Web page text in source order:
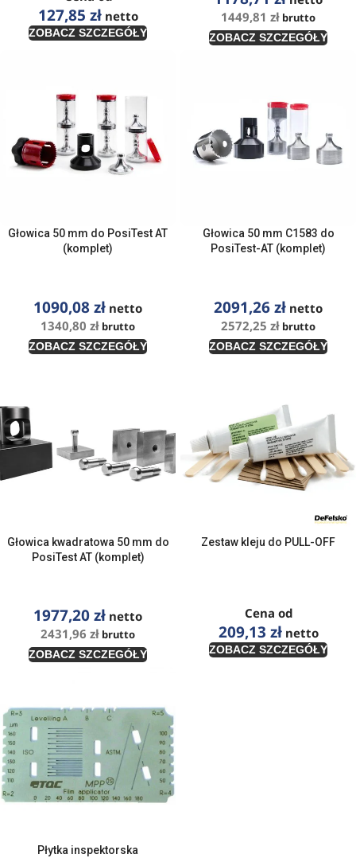
127,85 złnetto
ZOBACZ SZCZEGÓŁY
1449,81 zł brutto
ZOBACZ SZCZEGÓŁY
Głowica 50 mm do PosiTest AT
(komplet)
1090,08zł netto
1340,80 zł brutto
ZOBACZ SZCZEGÓŁY
Głowica 50 mm C1583 do
PosiTest-AT (komplet)
2091,26zł netto
2572,25 zł brutto
ZOBACZ SZCZEGÓŁY
Głowica kwadratowa 50 mm do
PosiTest AT (komplet)
1977,20zł netto
2431,96 zł brutto
ZOBACZ SZCZEGÓŁY
Zestaw kleju do PULL-OFF
Cena od
209,13 złnetto
ZOBACZ SZCZEGÓŁY
Płytka inspektorska